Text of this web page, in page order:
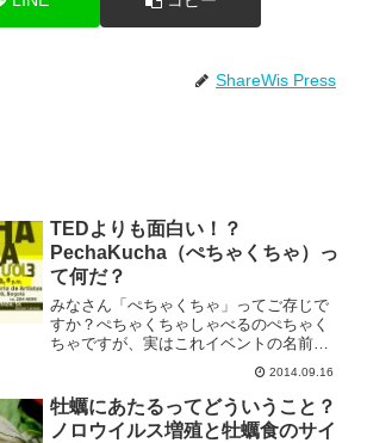
ShareWis Press
TEDよりも面白い！？
PechaKucha（ぺちゃくちゃ）っ
て何だ？
みなさん「ぺちゃくちゃ」ってご存じで
すか？ぺちゃくちゃしゃべるのぺちゃく
ちゃですが、実はこれイベントの名前な
んです。今回は世界800都市以上で開催さ
れているイベントであるぺちゃくちゃに
ついてご紹介します。ぺちゃくちゃって
何？ぺちゃくちゃとは...
2014.09.16
牡蠣にあたるってどういうこと？
ノロウイルス増殖と牡蠣食のサイ